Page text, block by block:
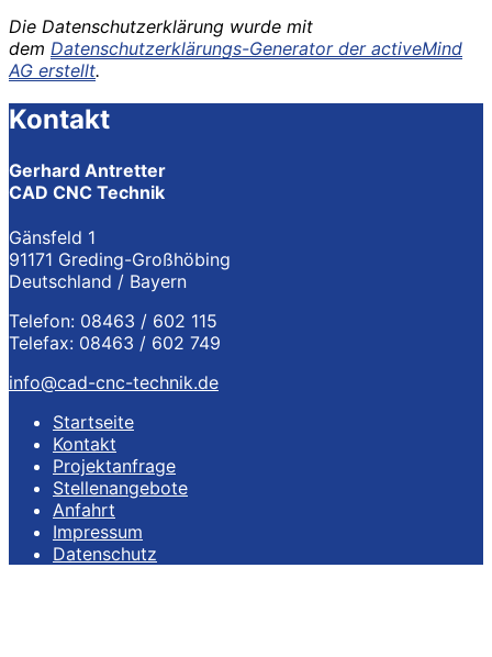
Die Datenschutzerklärung wurde mit
dem Datenschutzerklärungs-Generator der activeMind
AG erstellt.
Kontakt
Gerhard Antretter
CAD CNC Technik
Gänsfeld 1
91171 Greding-Großhöbing
Deutschland / Bayern
Telefon: 08463 / 602 115
Telefax: 08463 / 602 749
info@cad-cnc-technik.de
Startseite
Kontakt
Projektanfrage
Stellenangebote
Anfahrt
Impressum
Datenschutz